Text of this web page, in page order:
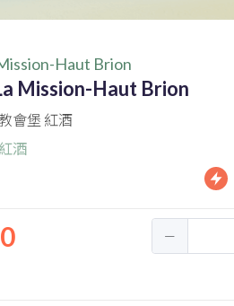
Haut Brion
Mission-Haut Brion
會堡 紅酒
酒